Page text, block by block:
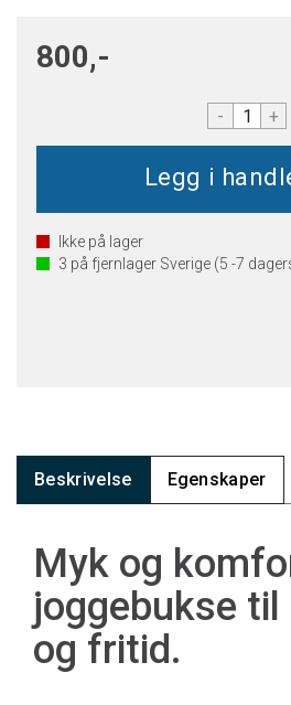
800,-
- +
Ikke på lager
3 på fjernlager Sverige (5 -7
Beskrivelse Egenskaper
Myk og
joggebukse til
og fritid.